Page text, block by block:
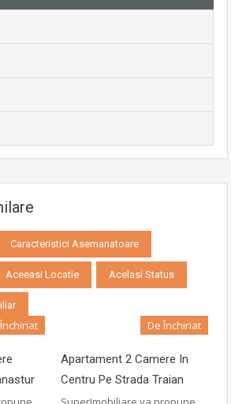
Caracteristici Asemanatoare
Aceeasi Locatie Acelasi Status
De Închiriat
Apartament 2 Camere In
Centru Pe Strada Traian